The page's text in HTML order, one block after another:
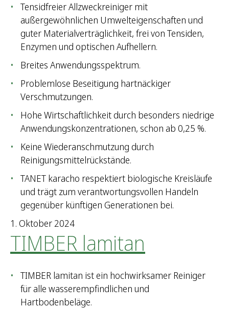
Tensidfreier Allzweckreiniger mit
außergewöhnlichen Umwelteigenschaften und
guter Materialverträglichkeit, frei von Tensiden,
Enzymen und optischen Aufhellern.
Breites Anwendungsspektrum.
Problemlose Beseitigung hartnäckiger
Verschmutzungen.
Hohe Wirtschaftlichkeit durch besonders niedrige
Anwendungskonzentrationen, schon ab 0,25 %.
Keine Wiederanschmutzung durch
Reinigungsmittelrückstände.
TANET karacho respektiert biologische Kreisläufe
und trägt zum verantwortungsvollen Handeln
gegenüber künftigen Generationen bei.
1. Oktober 2024
TIMBER lamitan
TIMBER lamitan ist ein hochwirksamer Reiniger
für alle wasserempfindlichen und
Hartbodenbeläge.